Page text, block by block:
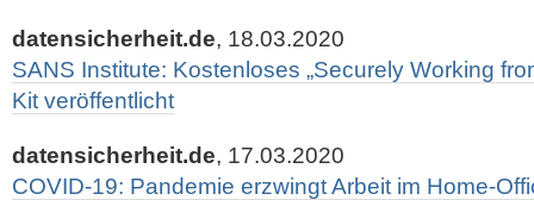
datensicherheit.de, 18.03.2020
SANS Institute: Kostenloses „Securely Working
Kit veröffentlicht
datensicherheit.de, 17.03.2020
COVID-19: Pandemie erzwingt Arbeit im Home-